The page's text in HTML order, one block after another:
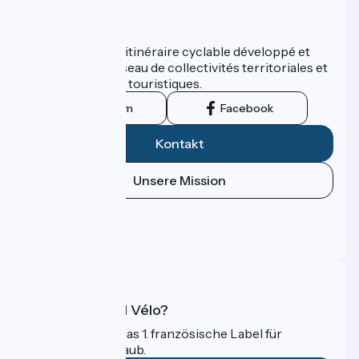
ViaRhôna est un itinéraire cyclable développé et
promu par un réseau de collectivités territoriales et
leurs institutions touristiques.
Instagram Facebook
Kontakt
Unsere Mission
Was ist Accueil Vélo?
Accueil Vélo ist das 1. französische Label für
Radfahrer im Urlaub.